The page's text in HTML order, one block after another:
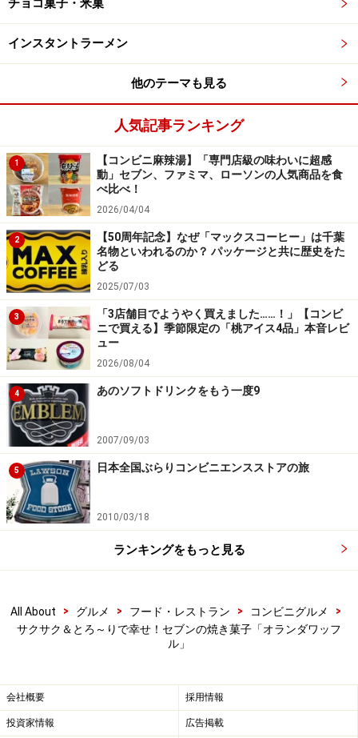
製造元は、ビスケットでおなじみのアノ企
業！
1枚入りなので、いくつか常備したくなる美味しさ
製造は、ビスケットでおなじみのギンビス。2019年より
「ギンザワッフル」という商品名で、ストロープワッフ
ルをコンビニやスーパーで販売しており、3月にはキャ
ラメルの量をアップしてリニューアルするそう。手軽に
購入できるティータイムの美味しいおともがますます増
えそうです。
ぜひ食べてみてほしい、セブン‐イレブン「オランダワッ
フル」のご紹介でした。
※記事内容は執筆時点のものです。最新の内容をご確認くださ
※メニューや料金などのデータは、取材時または記事公開時点で
の内容です。
チョコ菓子・米菓
インスタントラーメン
他のテーマも見る
人気記事ランキング
1
【コンビニ麻辣湯】「専門店級の味わいに超感
動」セブン、ファミマ、ローソンの人気商品を食
べ比べ！
2026/04/04
2
【50周年記念】なぜ「マックスコーヒー」は千葉
名物といわれるのか？ パッケージと共に歴史をた
どる
2025/07/03
3
「3店舗目でようやく買えました……！」【コンビ
ニで買える】季節限定の「桃アイス4品」本音レビ
ュー
2026/08/04
4 あのソフトドリンクをもう一度9
2007/09/03
5 日本全国ぶらりコンビニエンスストアの旅
2010/03/18
ランキングをもっと見る
All About > グルメ > フード・レストラン > コンビニグルメ
>
サクサク＆とろ～りで幸せ！セブンの焼き菓子「オランダワッフ
ル」
会社概要 採用情報
投資家情報 広告掲載